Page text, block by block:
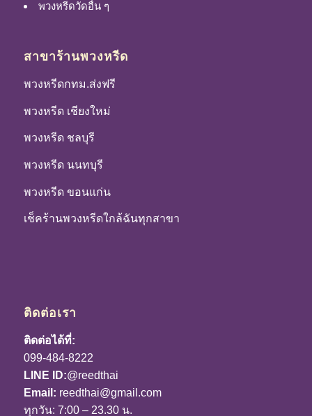
พวงหรีดวัดอื่น ๆ
สาขาร้านพวงหรีด
พวงหรีดกทม.ส่งฟรี
พวงหรีด เชียงใหม่
พวงหรีด ชลบุรี
พวงหรีด นนทบุรี
พวงหรีด ขอนแก่น
เช็คร้านพวงหรีดใกล้ฉันทุกสาขา
ติดต่อเรา
ติดต่อได้ที่:
099-484-8222
LINE ID:@reedthai
Email: reedthai@gmail.com
ทุกวัน: 7:00 – 23.30 น.